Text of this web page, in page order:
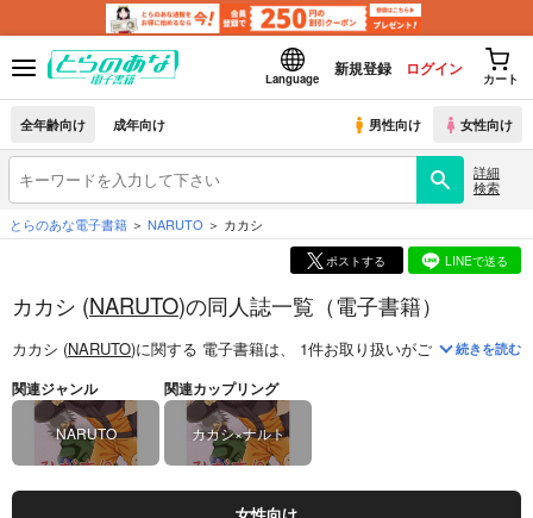
Language
新規登録 ログイン
カート
全年齢向け 成年向け 男性向け 女性向け
詳細
検索
とらのあな電子書籍 NARUTO カカシ
ポストする LINEで送る
カカシ (NARUTO)の同人誌一覧（電子書籍）
カカシ (NARUTO)に関する 電子書籍は、 1件お取り扱いがございます。「
続きを読む
関連ジャンル
NARUTO
関連カップリング
カカシ×ナルト